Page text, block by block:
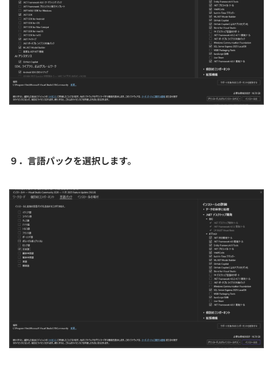
９．言語パックを選択します。